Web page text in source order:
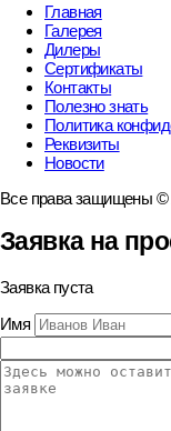
Главная
Галерея
Дилеры
Сертификаты
Контакты
Полезно знать
Политика
Реквизиты
Новости
Все права защищены ©
Заявка на
Заявка пуста
Имя